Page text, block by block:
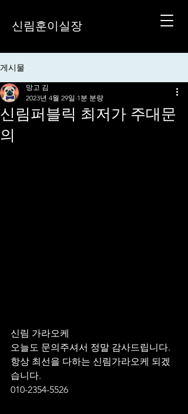
신림훈이실장
게시물
신림퍼블릭 최저가 주대문
의
망고 김
2023년 4월 29일 1분 분량
신림 가라오케
오늘도 문의주셔서 정말 감사드립니다.
항상 최선을 다하는 신림가라오케 되겠
습니다.
010-2354-5526